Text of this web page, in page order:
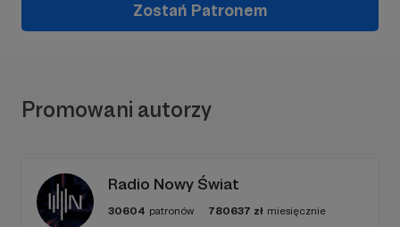
Zostań Patronem
Promowani autorzy
Radio Nowy Świat
30604 patronów 780637 zł miesięcznie